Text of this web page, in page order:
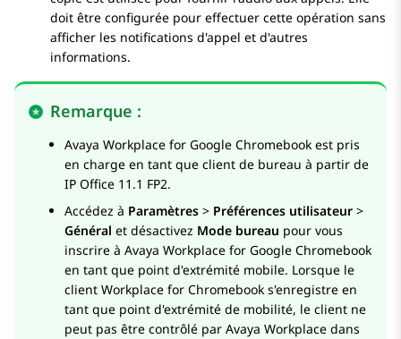
doit être configurée pour effectuer cette opération sans
afficher les notifications d'appel et d'autres
informations.
Remarque :
Avaya Workplace for Google Chromebook est pris
en charge en tant que client de bureau à partir de
IP Office 11.1 FP2.
Accédez à Paramètres > Préférences utilisateur >
Général et désactivez Mode bureau pour vous
inscrire à Avaya Workplace for Google Chromebook
en tant que point d'extrémité mobile. Lorsque le
client Workplace for Chromebook s'enregistre en
tant que point d'extrémité de mobilité, le client ne
peut pas être contrôlé par Avaya Workplace dans